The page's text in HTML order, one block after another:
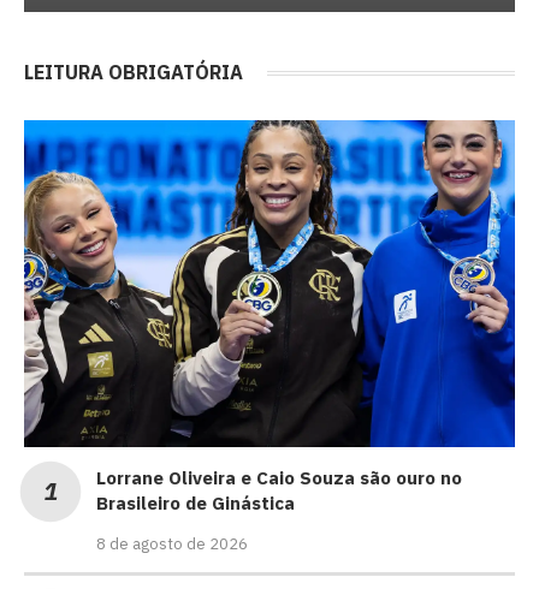
LEITURA OBRIGATÓRIA
Lorrane Oliveira e Caio Souza são ouro no
Brasileiro de Ginástica
8 de agosto de 2026